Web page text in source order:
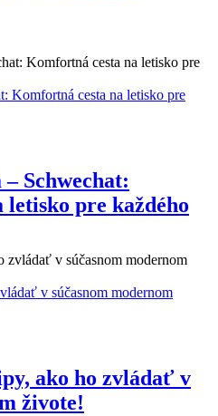
Komfortná cesta na letisko pre
Schwechat:
pre každého
v súčasnom modernom
ako ho zvládať v
živote!